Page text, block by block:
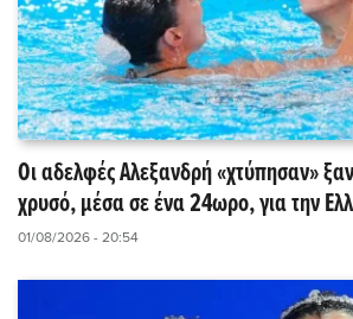
Οι αδελφές Αλεξανδρή «χτύπησαν»
χρυσό, μέσα σε ένα 24ωρο, για την
01/08/2026 - 20:54